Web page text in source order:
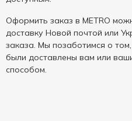
Оформить заказ в METRO
доставку Новой почтой или
заказа. Мы позаботимся о
были доставлены вам или
способом.